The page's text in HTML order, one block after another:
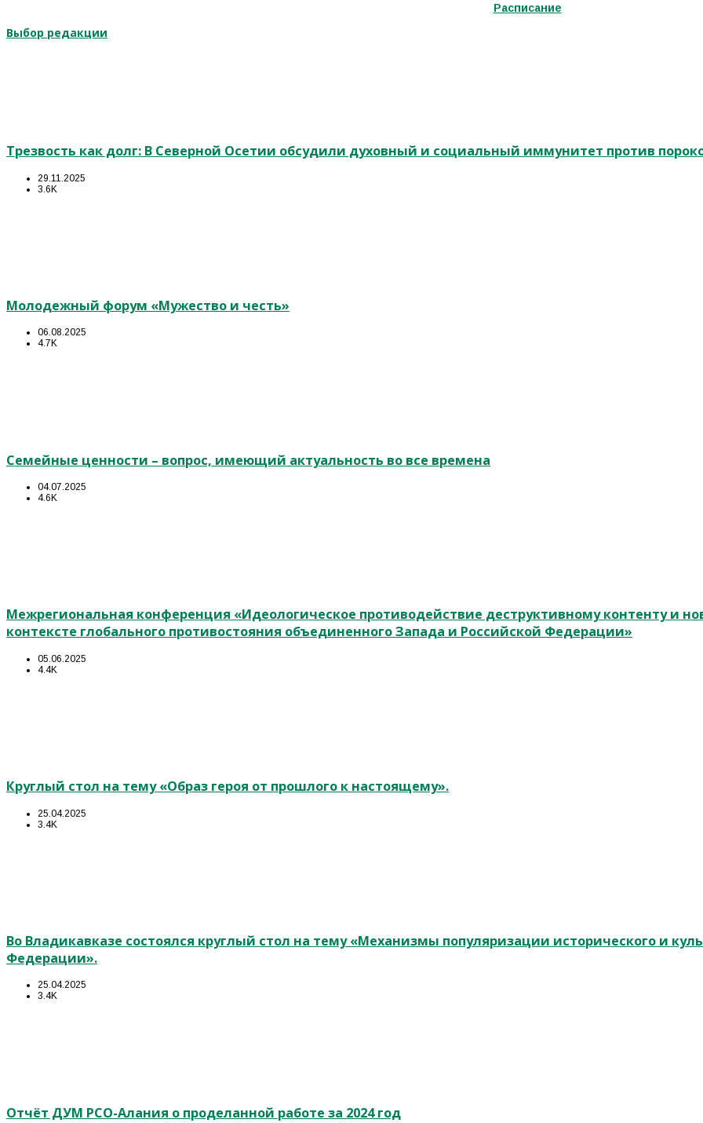
Расписание
Выбор редакции
Трезвость как долг: В Северной Осетии обсудили духовный и социальный иммунитет против
29.11.2025
3.6K
Молодежный форум «Мужество и честь»
06.08.2025
4.7K
Семейные ценности – вопрос, имеющий актуальность во все времена
04.07.2025
4.6K
Межрегиональная конференция «Идеологическое противодействие деструктивному контенту и
контексте глобального противостояния объединенного Запада и Российской Федерации»
05.06.2025
4.4K
Круглый стол на тему «Образ героя от прошлого к настоящему».
25.04.2025
3.4K
Во Владикавказе состоялся круглый стол на тему «Механизмы популяризации исторического и
Федерации».
25.04.2025
3.4K
Отчёт ДУМ РСО-Алания о проделанной работе за 2024 год